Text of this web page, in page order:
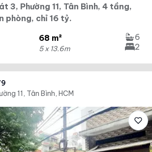
3, Phường 11, Tân Bình, 4 tầng,
phòng, chỉ 16 tỷ.
68 m²
5 x 13.6m
6
2
11, Tân Bình, HCM